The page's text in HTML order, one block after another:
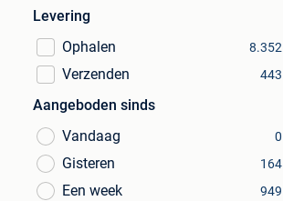
Levering
Ophalen
8.352
Verzenden 443
Aangeboden sinds
Vandaag
0
Gisteren 164
Een week 949